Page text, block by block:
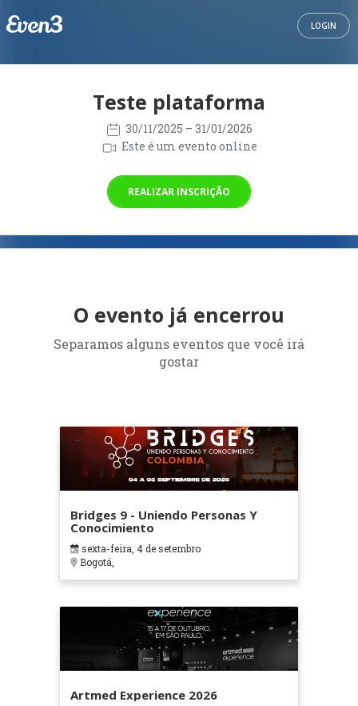
LOGIN
Teste plataforma
30/11/2025 – 31/01/2026
Este é um evento online
REALIZAR INSCRIÇÃO
O evento já encerrou
Separamos alguns eventos que você irá
gostar
Bridges 9 - Uniendo Personas Y
Conocimiento
sexta-feira, 4 de setembro
Bogotá,
Artmed Experience 2026